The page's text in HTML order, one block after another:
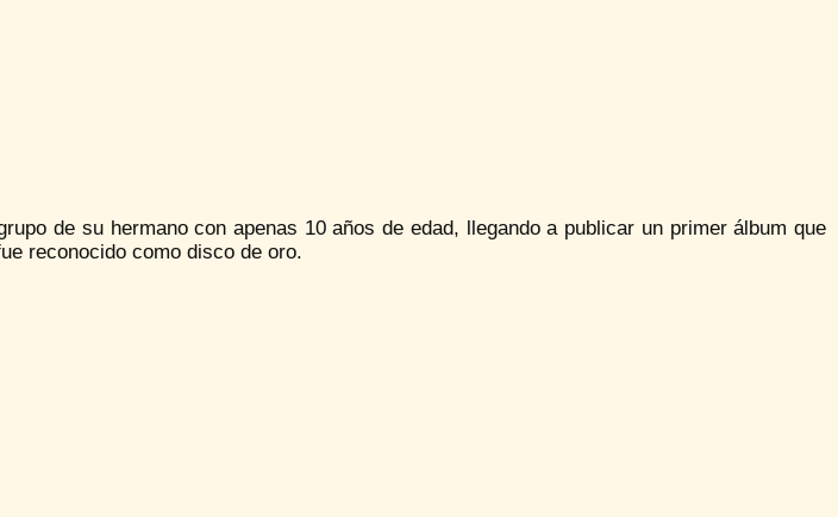
de su hermano con apenas 10 años de edad, llegando a publicar un primer álbum que
reconocido como disco de oro.